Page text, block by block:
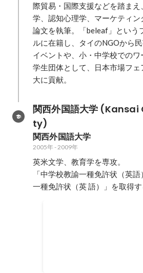
際貿易・国際支援などを踏ま
学、認知心理学、マーケティ
論文を執筆。「beleaf」という
ルに在籍し、タイのNGOから
イベントや、小・中学校でのワ
学生団体として、日本市場フ
関西外国語大学
ty)
関西外国語大学
2005年-2009年
英米文学、教育学を専攻。
「中学校教諭一種免許状（英
一種免許状（英 語）」を取得す